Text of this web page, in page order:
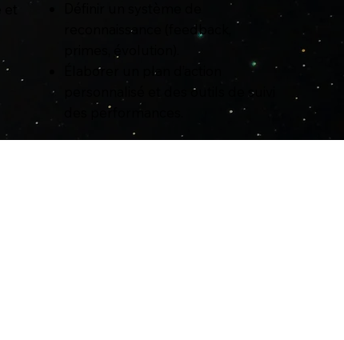
reconnaissance (feedback,
Élaborer un plan d’action
personnalisé et des outils de suivi
des performances.